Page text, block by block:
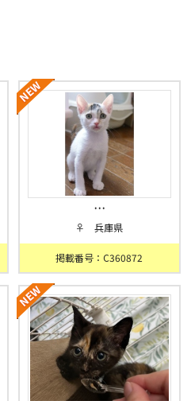
…
♀ 兵庫県
掲載番号：C360872